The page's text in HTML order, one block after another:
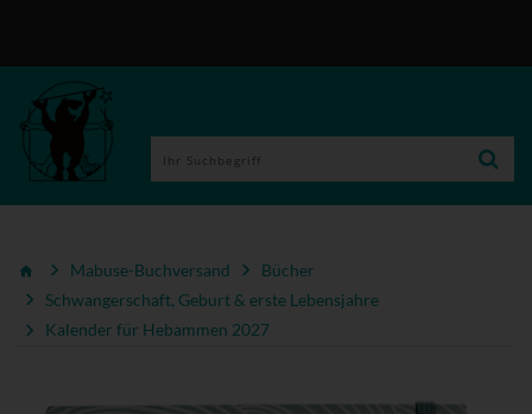
Mabuse-Buchversand
Bücher
Schwangerschaft, Geburt & erste Lebensjahre
Kalender für Hebammen 2027